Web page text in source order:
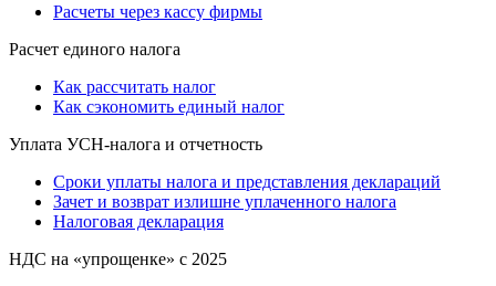
Расчеты через кассу фирмы
Расчет единого налога
Как рассчитать налог
Как сэкономить единый налог
Уплата УСН-налога и отчетность
Сроки уплаты налога и представления деклараций
Зачет и возврат излишне уплаченного налога
Налоговая декларация
НДС на «упрощенке» с 2025